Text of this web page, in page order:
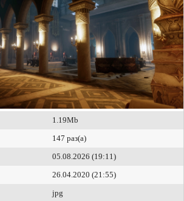
1.19Mb
147 раз(а)
05.08.2026 (19:11)
26.04.2020 (21:55)
jpg